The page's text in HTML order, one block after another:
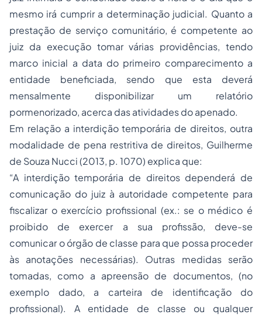
mesmo irá cumprir a determinação judicial. Quanto a
prestação de serviço comunitário, é competente ao
juiz da execução tomar várias providências, tendo
marco inicial a data do primeiro comparecimento a
entidade beneficiada, sendo que esta deverá
mensalmente disponibilizar um relatório
pormenorizado, acerca das atividades do apenado.
Em relação a interdição temporária de direitos, outra
modalidade de pena restritiva de direitos, Guilherme
de Souza Nucci (2013, p. 1070) explica que:
“A interdição temporária de direitos dependerá de
comunicação do juiz à autoridade competente para
fiscalizar o exercício profissional (ex.: se o médico é
proibido de exercer a sua profissão, deve-se
comunicar o órgão de classe para que possa proceder
às anotações necessárias). Outras medidas serão
tomadas, como a apreensão de documentos, (no
exemplo dado, a carteira de identificação do
profissional). A entidade de classe ou qualquer